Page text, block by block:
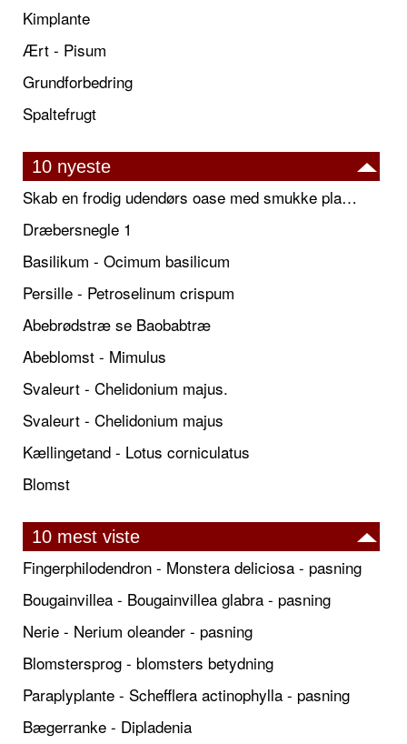
Kimplante
Ært - Pisum
Grundforbedring
Spaltefrugt
10 nyeste
Skab en frodig udendørs oase med smukke plantekrukker og elegante espalier
Dræbersnegle 1
Basilikum - Ocimum basilicum
Persille - Petroselinum crispum
Abebrødstræ se Baobabtræ
Abeblomst - Mimulus
Svaleurt - Chelidonium majus.
Svaleurt - Chelidonium majus
Kællingetand - Lotus corniculatus
Blomst
10 mest viste
Fingerphilodendron - Monstera deliciosa - pasning
Bougainvillea - Bougainvillea glabra - pasning
Nerie - Nerium oleander - pasning
Blomstersprog - blomsters betydning
Paraplyplante - Schefflera actinophylla - pasning
Bægerranke - Dipladenia